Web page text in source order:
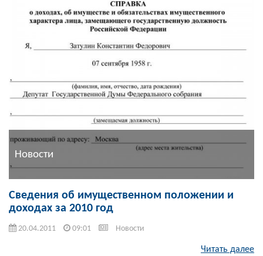
Новости
Сведения об имущественном положении и
доходах за 2010 год
20.04.2011 09:01 Новости
Читать далее